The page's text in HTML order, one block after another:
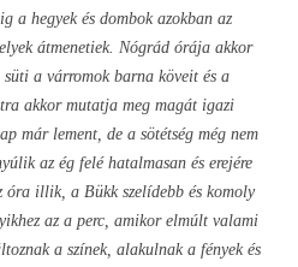
a hegyek és dombok azokban az
átmenetiek. Nógrád órája akkor
a várromok barna köveit és a
akkor mutatja meg magát igazi
már lement, de a sötétség még nem
az ég felé hatalmasan és erejére
óra illik, a Bükk szelídebb és komoly
az a perc, amikor elmúlt valami
a színek, alakulnak a fények és